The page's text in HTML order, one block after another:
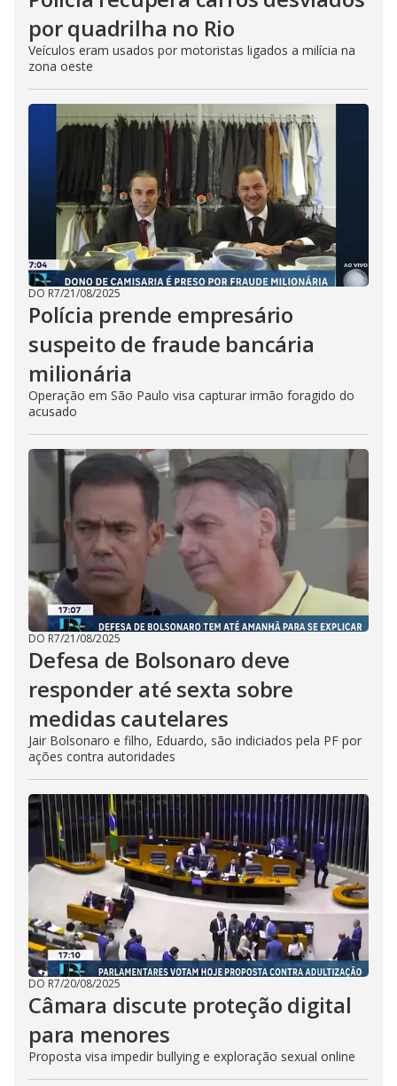
por quadrilha no Rio
Veículos eram usados por motoristas ligados a milícia na
zona oeste
DO R7/21/08/2025
Polícia prende empresário
suspeito de fraude bancária
milionária
Operação em São Paulo visa capturar irmão foragido do
acusado
DO R7/21/08/2025
Defesa de Bolsonaro deve
responder até sexta sobre
medidas cautelares
Jair Bolsonaro e filho, Eduardo, são indiciados pela PF por
ações contra autoridades
DO R7/20/08/2025
Câmara discute proteção digital
para menores
Proposta visa impedir bullying e exploração sexual online